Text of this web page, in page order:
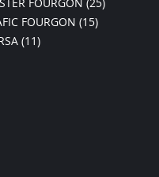
FOURGON (15)
(11)